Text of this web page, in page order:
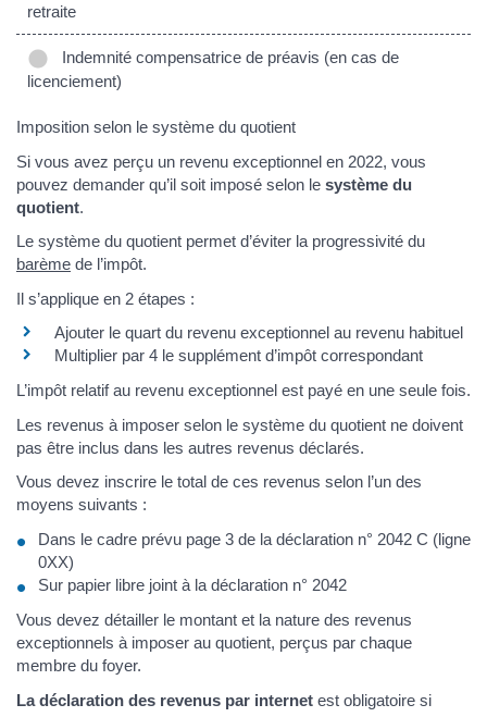
retraite
Indemnité compensatrice de préavis (en cas de
licenciement)
Imposition selon le système du quotient
Si vous avez perçu un revenu exceptionnel en 2022, vous
pouvez demander qu’il soit imposé selon le système du
quotient.
Le système du quotient permet d’éviter la progressivité du
barème de l’impôt.
Il s’applique en 2 étapes :
Ajouter le quart du revenu exceptionnel au revenu habituel
Multiplier par 4 le supplément d’impôt correspondant
L’impôt relatif au revenu exceptionnel est payé en une seule fois.
Les revenus à imposer selon le système du quotient ne doivent
pas être inclus dans les autres revenus déclarés.
Vous devez inscrire le total de ces revenus selon l’un des
moyens suivants :
Dans le cadre prévu page 3 de la déclaration n° 2042 C (ligne
0XX)
Sur papier libre joint à la déclaration n° 2042
Vous devez détailler le montant et la nature des revenus
exceptionnels à imposer au quotient, perçus par chaque
membre du foyer.
La déclaration des revenus par internet est obligatoire si